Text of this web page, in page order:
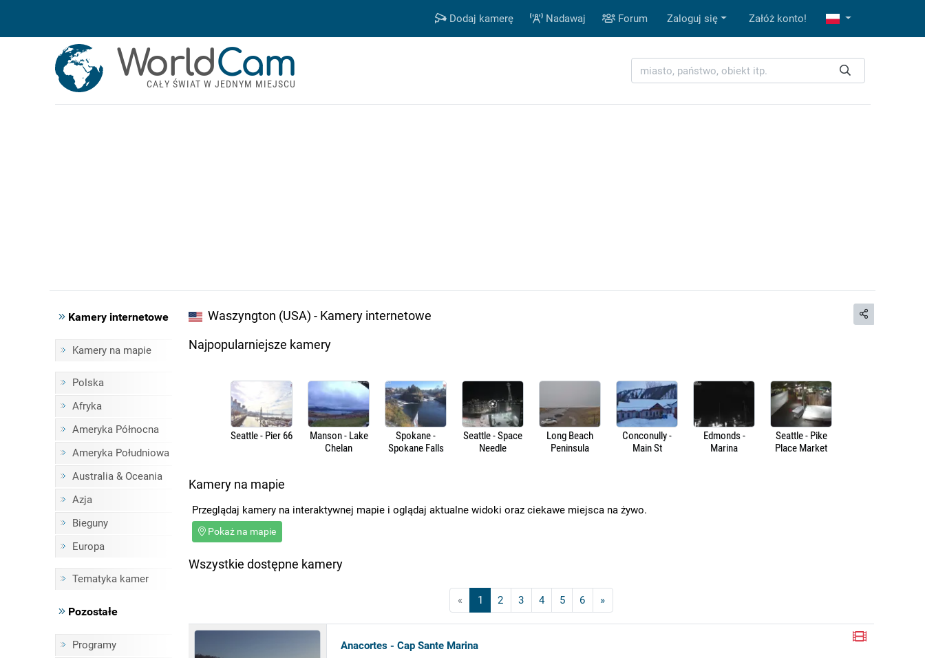
Dodaj kamerę Nadawaj Forum Zaloguj się Załóż konto!
WorldCam
CAŁY ŚWIAT W JEDNYM MIEJSCU
Kamery internetowe
Kamery na mapie
Polska
Afryka
Ameryka Północna
Ameryka Południowa
Australia & Oceania
Azja
Bieguny
Europa
Tematyka kamer
Pozostałe
Programy
Waszyngton (USA) - Kamery internetowe
Najpopularniejsze kamery
Seattle - Pier 66
Manson - Lake
Chelan
Spokane -
Spokane Falls
Seattle - Space
Needle
Long Beach
Peninsula
Conconully -
Main St
Edmonds -
Marina
Seattle - Pike
Place Market
Kamery na mapie
Przeglądaj kamery na interaktywnej mapie i oglądaj aktualne widoki oraz ciekawe miejsca na żywo.
Pokaż na mapie
Wszystkie dostępne kamery
« 1 2 3 4 5 6 »
Anacortes - Cap Sante Marina